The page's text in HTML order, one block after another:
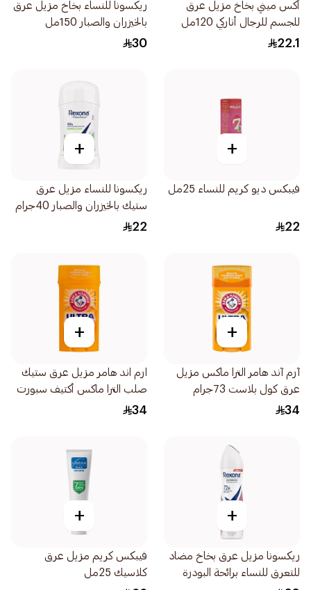
أكس ميني بخاخ مزيل عرق
للجسم للرجال أناركي 120مل
22.1
ريكسونا للنساء بخاخ مزيل عرق
بالخيزران والصبار 150مل
30
+
فيبكس ديو كريم للنساء 25مل
22
+
ريكسونا للنساء مزيل عرق
ستيك بالخيزران والصبار 40جرام
22
+
آرم آند هامر الترا ماكس مزيل
عرق كول بلاست 73جرام
34
+
ارم اند هامر مزيل عرق ستيك
صلب الترا ماكس أكتيف سبورت
الرياضي 73جرام
34
+
ريكسونا مزيل عرق بخاخ مضاد
للتعرق للنساء برائحة البودرة
+
فيبكس كريم مزيل عرق
كلاسيك 25مل